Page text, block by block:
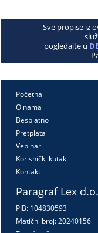
Sve propise iz
pogledajte u
Početna
O nama
Besplatno
Pretplata
Vebinari
Korisnički kutak
Kontakt
Paragraf Lex
PIB: 104830593
Matični broj: 20240156